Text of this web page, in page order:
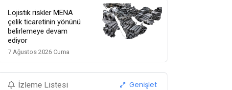
Lojistik riskler MENA
çelik ticaretinin yönünü
belirlemeye devam
ediyor
7 Ağustos 2026 Cuma
İzleme Listesi Genişlet